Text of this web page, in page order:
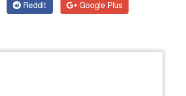
Reddit Google Plus